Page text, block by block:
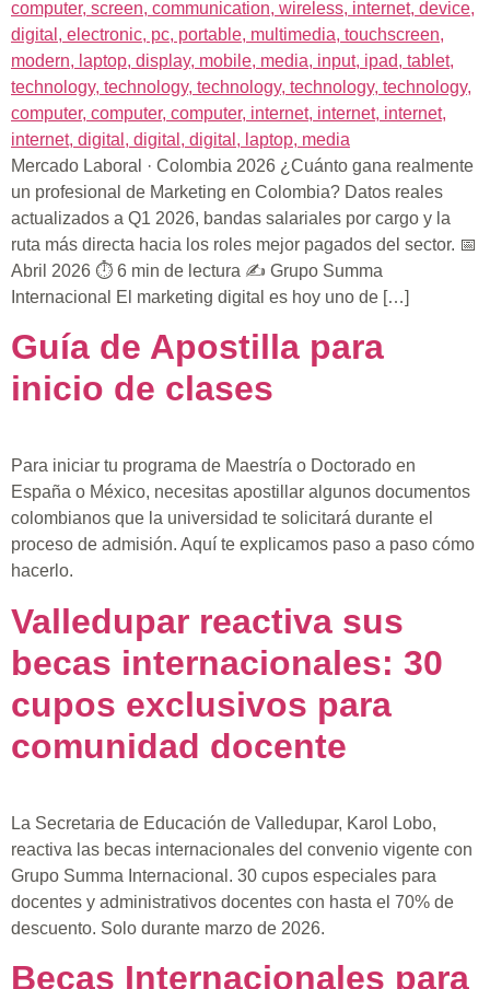
Mercado Laboral · Colombia 2026 ¿Cuánto gana realmente
un profesional de Marketing en Colombia? Datos reales
actualizados a Q1 2026, bandas salariales por cargo y la
ruta más directa hacia los roles mejor pagados del sector. 📅
Abril 2026 ⏱ 6 min de lectura ✍ Grupo Summa
Internacional El marketing digital es hoy uno de […]
Guía de Apostilla para
inicio de clases
Para iniciar tu programa de Maestría o Doctorado en
España o México, necesitas apostillar algunos documentos
colombianos que la universidad te solicitará durante el
proceso de admisión. Aquí te explicamos paso a paso cómo
hacerlo.
Valledupar reactiva sus
becas internacionales: 30
cupos exclusivos para
comunidad docente
La Secretaria de Educación de Valledupar, Karol Lobo,
reactiva las becas internacionales del convenio vigente con
Grupo Summa Internacional. 30 cupos especiales para
docentes y administrativos docentes con hasta el 70% de
descuento. Solo durante marzo de 2026.
Becas Internacionales para